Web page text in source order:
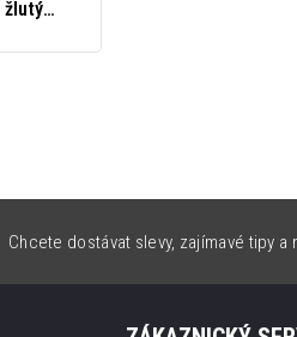
žlutý
Chcete dostávat slevy, zajímavé tipy